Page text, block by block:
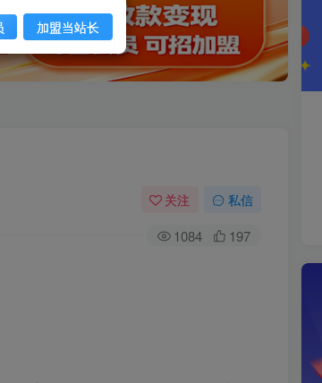
关注 私信
1084 197
加盟当站长